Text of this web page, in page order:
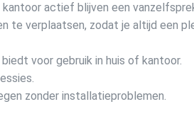
actief blijven een
te verplaatsen, zodat je altijd een
voor gebruik in huis of kantoor.
zonder installatieproblemen.